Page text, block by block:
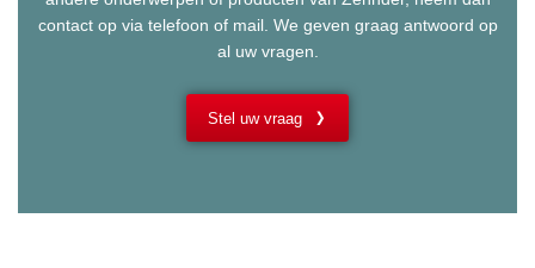
contact op via telefoon of mail. We geven graag antwoord op
al uw vragen.
Stel uw vraag